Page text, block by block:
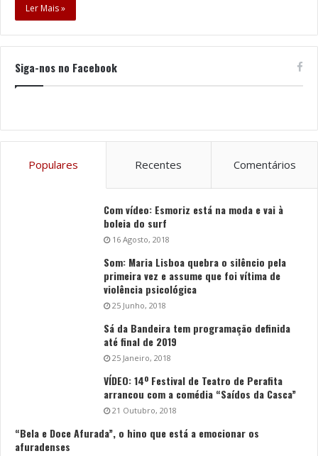
Ler Mais »
Siga-nos no Facebook
Populares Recentes Comentários
Com vídeo: Esmoriz está na moda e vai à
boleia do surf
16 Agosto, 2018
Som: Maria Lisboa quebra o silêncio pela
primeira vez e assume que foi vítima de
violência psicológica
25 Junho, 2018
Sá da Bandeira tem programação definida
até final de 2019
25 Janeiro, 2018
VÍDEO: 14º Festival de Teatro de Perafita
arrancou com a comédia “Saídos da Casca”
21 Outubro, 2018
“Bela e Doce Afurada”, o hino que está a emocionar os
afuradenses